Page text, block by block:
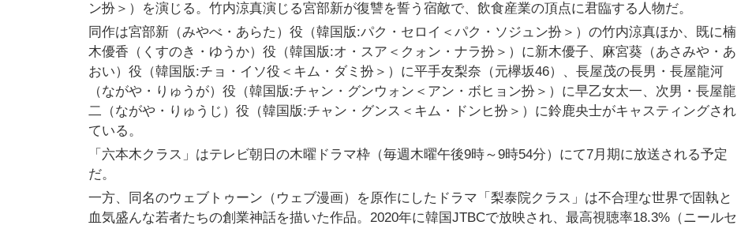
ン扮＞）を演じる。竹内涼真演じる宮部新が復讐を誓う宿敵で、飲食産業の頂点に君臨する人物だ。
同作は宮部新（みやべ・あらた）役（韓国版:パク・セロイ＜パク・ソジュン扮＞）の竹内涼真ほか、既に楠
木優香（くすのき・ゆうか）役（韓国版:オ・スア＜クォン・ナラ扮＞）に新木優子、麻宮葵（あさみや・あ
おい）役（韓国版:チョ・イソ役＜キム・ダミ扮＞）に平手友梨奈（元欅坂46）、長屋茂の長男・長屋龍河
（ながや・りゅうが）役（韓国版:チャン・グンウォン＜アン・ボヒョン扮＞）に早乙女太一、次男・長屋龍
二（ながや・りゅうじ）役（韓国版:チャン・グンス＜キム・ドンヒ扮＞）に鈴鹿央士がキャスティングされ
ている。
「六本木クラス」はテレビ朝日の木曜ドラマ枠（毎週木曜午後9時～9時54分）にて7月期に放送される予定
だ。
一方、同名のウェブトゥーン（ウェブ漫画）を原作にしたドラマ「梨泰院クラス」は不合理な世界で固執と
血気盛んな若者たちの創業神話を描いた作品。2020年に韓国JTBCで放映され、最高視聴率18.3%（ニールセ